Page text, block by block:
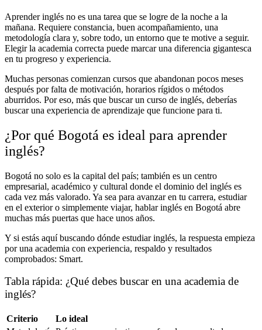
Aprender inglés no es una tarea que se logre de la noche a la
mañana. Requiere constancia, buen acompañamiento, una
metodología clara y, sobre todo, un entorno que te motive a seguir.
Elegir la academia correcta puede marcar una diferencia gigantesca
en tu progreso y experiencia.
Muchas personas comienzan cursos que abandonan pocos meses
después por falta de motivación, horarios rígidos o métodos
aburridos. Por eso, más que buscar un curso de inglés, deberías
buscar una experiencia de aprendizaje que funcione para ti.
¿Por qué Bogotá es ideal para aprender
inglés?
Bogotá no solo es la capital del país; también es un centro
empresarial, académico y cultural donde el dominio del inglés es
cada vez más valorado. Ya sea para avanzar en tu carrera, estudiar
en el exterior o simplemente viajar, hablar inglés en Bogotá abre
muchas más puertas que hace unos años.
Y si estás aquí buscando dónde estudiar inglés, la respuesta empieza
por una academia con experiencia, respaldo y resultados
comprobados: Smart.
Tabla rápida: ¿Qué debes buscar en una academia de
inglés?
Criterio
Lo ideal